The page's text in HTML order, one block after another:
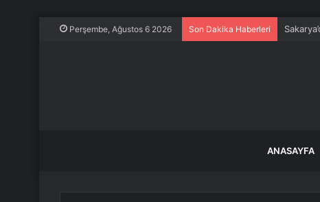
Perşembe, Ağustos 6 2026 Son Dakika Haberleri
ANASAYFA